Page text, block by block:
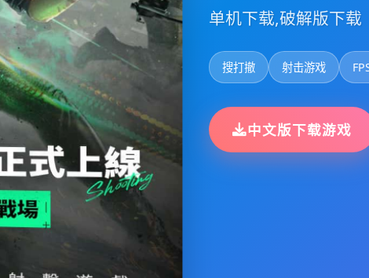
单机下载,破解版下载
搜打撤 射击游戏
中文版下载游戏